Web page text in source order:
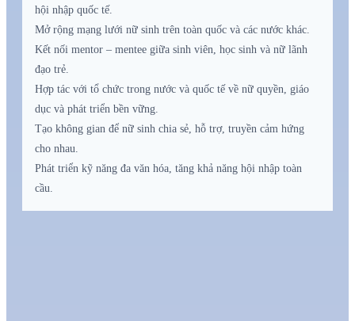
hội nhập quốc tế.
Mở rộng mạng lưới nữ sinh trên toàn quốc và các nước khác.
Kết nối mentor – mentee giữa sinh viên, học sinh và nữ lãnh
đạo trẻ.
Hợp tác với tổ chức trong nước và quốc tế về nữ quyền, giáo
dục và phát triển bền vững.
Tạo không gian để nữ sinh chia sẻ, hỗ trợ, truyền cảm hứng
cho nhau.
Phát triển kỹ năng đa văn hóa, tăng khả năng hội nhập toàn
cầu.